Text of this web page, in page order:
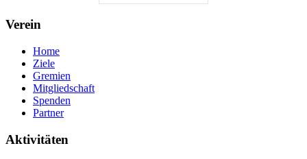
Verein
Home
Ziele
Gremien
Mitgliedschaft
Spenden
Partner
Aktivitäten